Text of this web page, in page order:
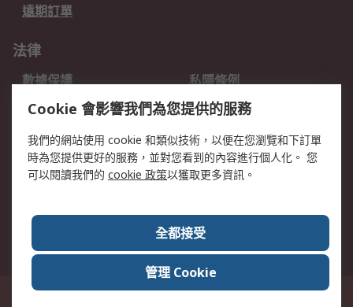
遠期訂單
法律
數據保護
私隱條例
網站條款
郵件安全
關於RS
全球辦事處
加入我們
關於RS
香港長沙灣郵政信箱 80108號 此網站的所有解釋根據英語版本© RS
Cookie 會影響我們為您提供的服務
我們的網站使用 cookie 和類似技術，以便在您瀏覽和下訂單
時為您提供更好的服務，並對您看到的內容進行個人化。 您
可以閱讀我們的 cookie 政策以獲取更多資訊。
全都接受
管理 Cookie